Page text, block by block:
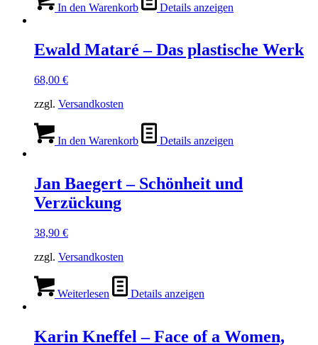
In den Warenkorb Details anzeigen
Ewald Mataré – Das plastische Werk
68,00 €
zzgl. Versandkosten
In den Warenkorb Details anzeigen
Jan Baegert – Schönheit und
Verzückung
38,90 €
zzgl. Versandkosten
Weiterlesen Details anzeigen
Karin Kneffel – Face of a Women,